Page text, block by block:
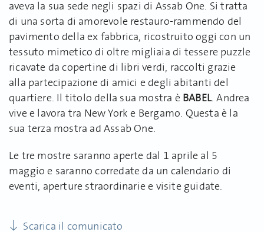
aveva la sua sede negli spazi di Assab One. Si tratta
di una sorta di amorevole restauro-rammendo del
pavimento della ex fabbrica, ricostruito oggi con un
tessuto mimetico di oltre migliaia di tessere puzzle
ricavate da copertine di libri verdi, raccolti grazie
alla partecipazione di amici e degli abitanti del
quartiere. Il titolo della sua mostra è BABEL. Andrea
vive e lavora tra New York e Bergamo. Questa è la
sua terza mostra ad Assab One.
Le tre mostre saranno aperte dal 1 aprile al 5
maggio e saranno corredate da un calendario di
eventi, aperture straordinarie e visite guidate.
Scarica il comunicato